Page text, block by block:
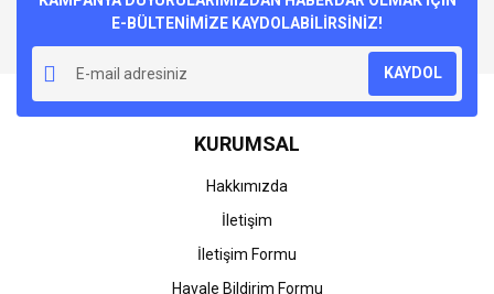
Yorum Yaz
Ürün resmi kalitesiz, bozuk veya görüntülenemiyor.
Ürün açıklamasında eksik bilgiler bulunuyor.
Ürün fiyatı diğer sitelerden daha pahalı.
E-BÜLTENİMİZE KAYDOLABİLİRSİNİZ!
KAYDOL
KURUMSAL
Hakkımızda
İletişim
İletişim Formu
Havale Bildirim Formu